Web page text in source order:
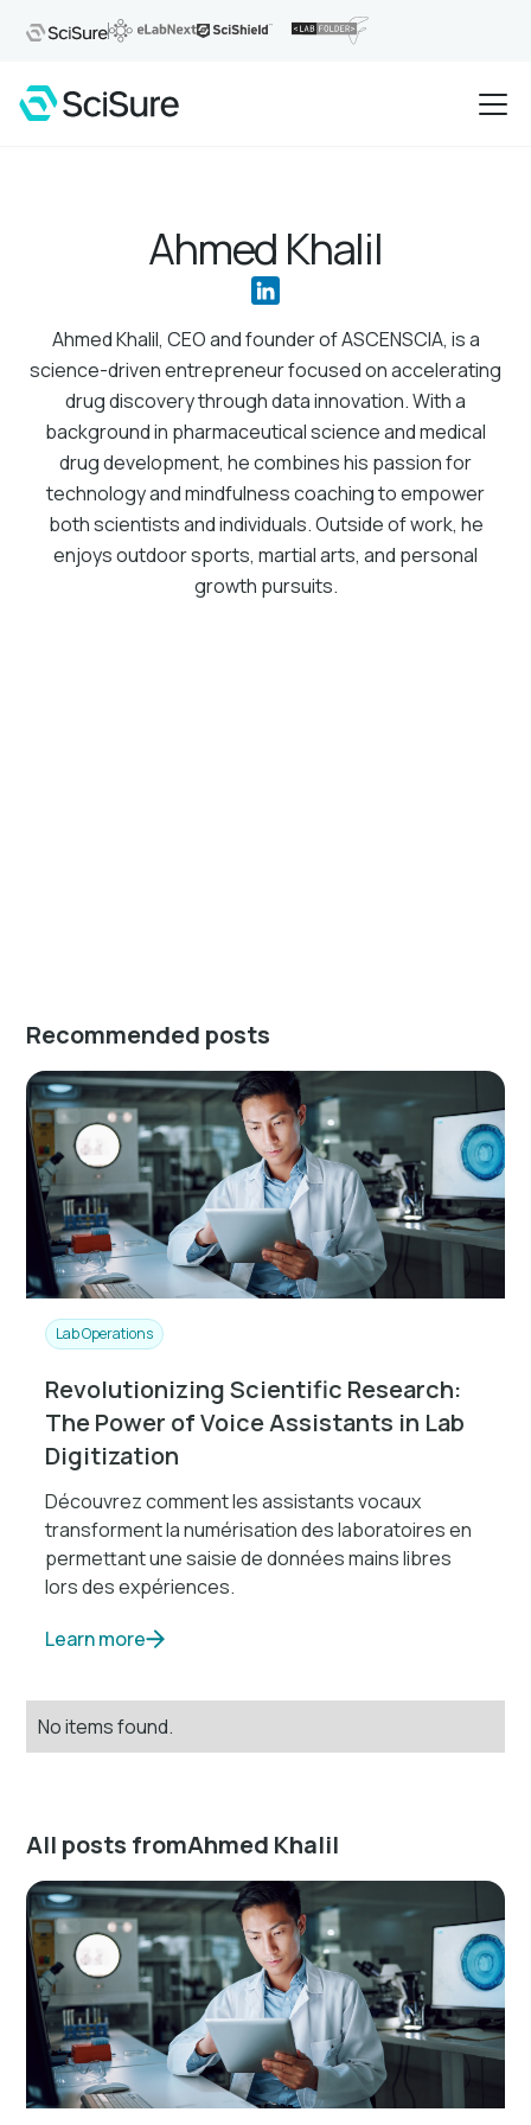
Ahmed Khalil
Ahmed Khalil, CEO and founder of ASCENSCIA, is a
science-driven entrepreneur focused on accelerating
drug discovery through data innovation. With a
background in pharmaceutical science and medical
drug development, he combines his passion for
technology and mindfulness coaching to empower
both scientists and individuals. Outside of work, he
enjoys outdoor sports, martial arts, and personal
growth pursuits.
Recommended posts
Lab Operations
Revolutionizing Scientific Research:
The Power of Voice Assistants in Lab
Digitization
Découvrez comment les assistants vocaux
transforment la numérisation des laboratoires en
permettant une saisie de données mains libres
lors des expériences.
Learn more
No items found.
All posts fromAhmed Khalil